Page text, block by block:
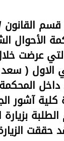
القانون
الأحوال
التي
(
آشور